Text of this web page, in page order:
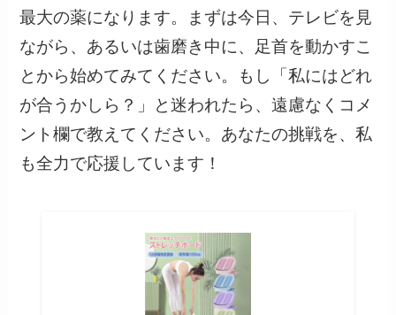
最大の薬になります。まずは今日、テレビを見
ながら、あるいは歯磨き中に、足首を動かすこ
とから始めてみてください。もし「私にはどれ
が合うかしら？」と迷われたら、遠慮なくコメ
ント欄で教えてください。あなたの挑戦を、私
も全力で応援しています！